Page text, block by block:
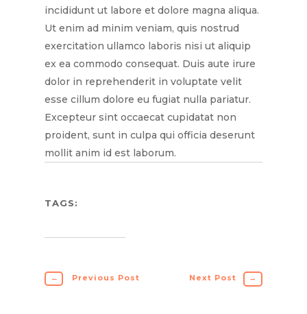
incididunt ut labore et dolore magna aliqua.
Ut enim ad minim veniam, quis nostrud
exercitation ullamco laboris nisi ut aliquip
ex ea commodo consequat. Duis aute irure
dolor in reprehenderit in voluptate velit
esse cillum dolore eu fugiat nulla pariatur.
Excepteur sint occaecat cupidatat non
proident, sunt in culpa qui officia deserunt
mollit anim id est laborum.
TAGS:
← Previous Post Next Post →